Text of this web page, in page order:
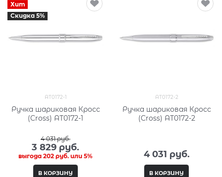
Хит
Скидка 5%
AT0172-1
Ручка шариковая Кросс
(Cross) AT0172-1
4 031 руб.
3 829 руб.
выгода 202 руб. или 5%
В КОРЗИНУ
AT0172-2
Ручка шариковая Кросс
(Cross) AT0172-2
4 031 руб.
В КОРЗИНУ